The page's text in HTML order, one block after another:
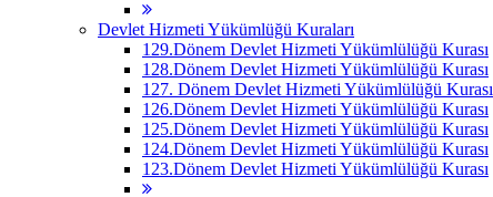
Devlet Hizmeti Yükümlüğü Kuraları
129.Dönem Devlet Hizmeti Yükümlülüğü Kurası
128.Dönem Devlet Hizmeti Yükümlülüğü Kurası
127. Dönem Devlet Hizmeti Yükümlülüğü Kurası
126.Dönem Devlet Hizmeti Yükümlülüğü Kurası
125.Dönem Devlet Hizmeti Yükümlülüğü Kurası
124.Dönem Devlet Hizmeti Yükümlülüğü Kurası
123.Dönem Devlet Hizmeti Yükümlülüğü Kurası